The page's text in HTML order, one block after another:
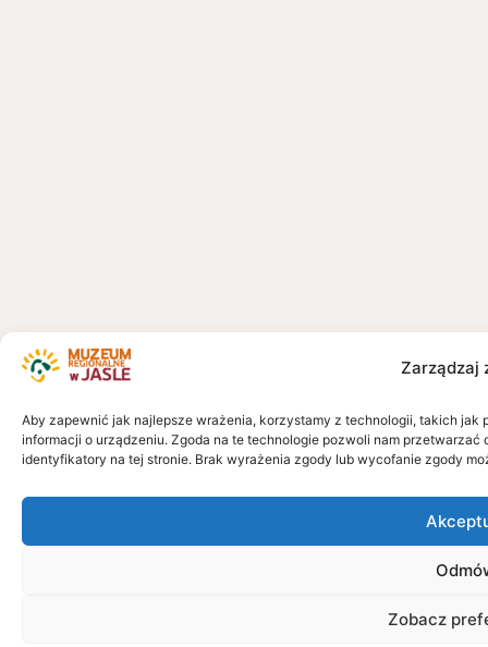
Zarządzaj
Aby zapewnić jak najlepsze wrażenia, korzystamy z technologii, takich
informacji o urządzeniu. Zgoda na te technologie pozwoli nam
identyfikatory na tej stronie. Brak wyrażenia zgody lub wycofanie zgody
Zobacz